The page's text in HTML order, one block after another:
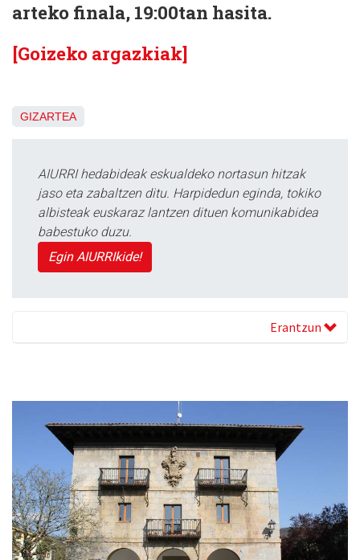
arteko finala, 19:00tan hasita.
[Goizeko argazkiak]
GIZARTEA
AIURRI hedabideak eskualdeko nortasun hitzak
jaso eta zabaltzen ditu. Harpidedun eginda, tokiko
albisteak euskaraz lantzen dituen komunikabidea
babestuko duzu.
Egin AIURRIkide!
Erantzun